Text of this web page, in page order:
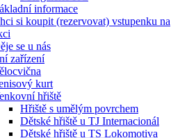
informace
si koupit (rezervovat) vstupenku na
se u nás
zařízení
kurt
hřiště
Hřiště s umělým povrchem
Dětské hřiště u TJ Internacionál
Dětské hřiště u TS Lokomotiva